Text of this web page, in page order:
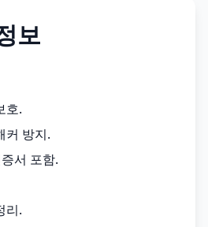
보
호.
커 방지.
서 포함.
리.